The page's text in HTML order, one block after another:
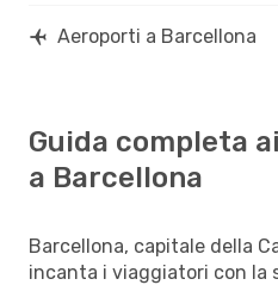
Aeroporti a Barcellona
Guida completa
a Barcellona
Barcellona, capitale della
incanta i viaggiatori con la